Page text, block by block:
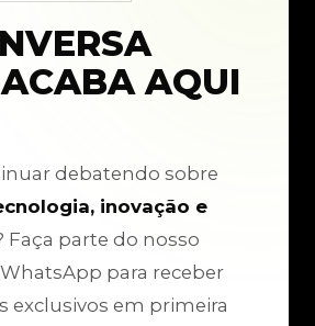
AQUI
debatendo sobre
inovação e
Faça parte do nosso
para receber
exclusivos em primeira